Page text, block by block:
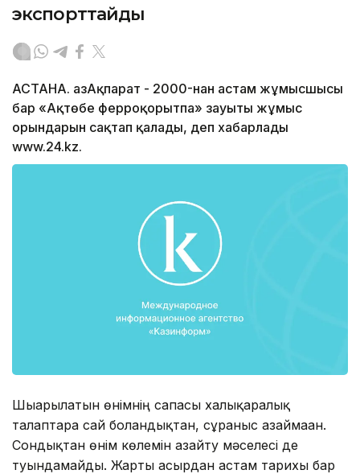
экспорттайды
АСТАНА. ҚазАқпарат - 2000-нан астам жұмысшысы
бар «Ақтөбе ферроқорытпа» зауыты жұмыс
орындарын сақтап қалады, деп хабарлады
www.24.kz.
Шығарылатын өнімнің сапасы халықаралық
талаптарға сай болғандықтан, сұраныс азаймаған.
Сондықтан өнім көлемін азайту мәселесі де
туындамайды. Жарты ғасырдан астам тарихы бар